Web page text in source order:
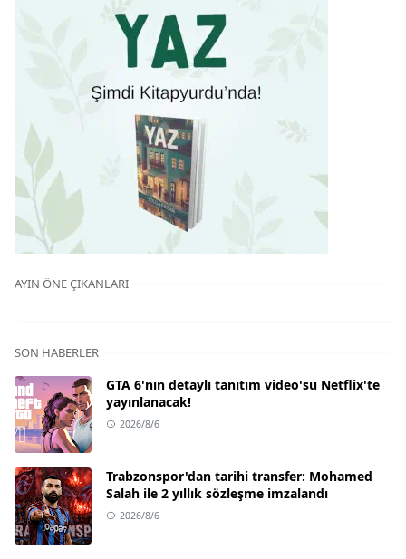
AYIN ÖNE ÇIKANLARI
SON HABERLER
GTA 6'nın detaylı tanıtım video'su Netflix'te
yayınlanacak!
2026/8/6
Trabzonspor'dan tarihi transfer: Mohamed
Salah ile 2 yıllık sözleşme imzalandı
2026/8/6